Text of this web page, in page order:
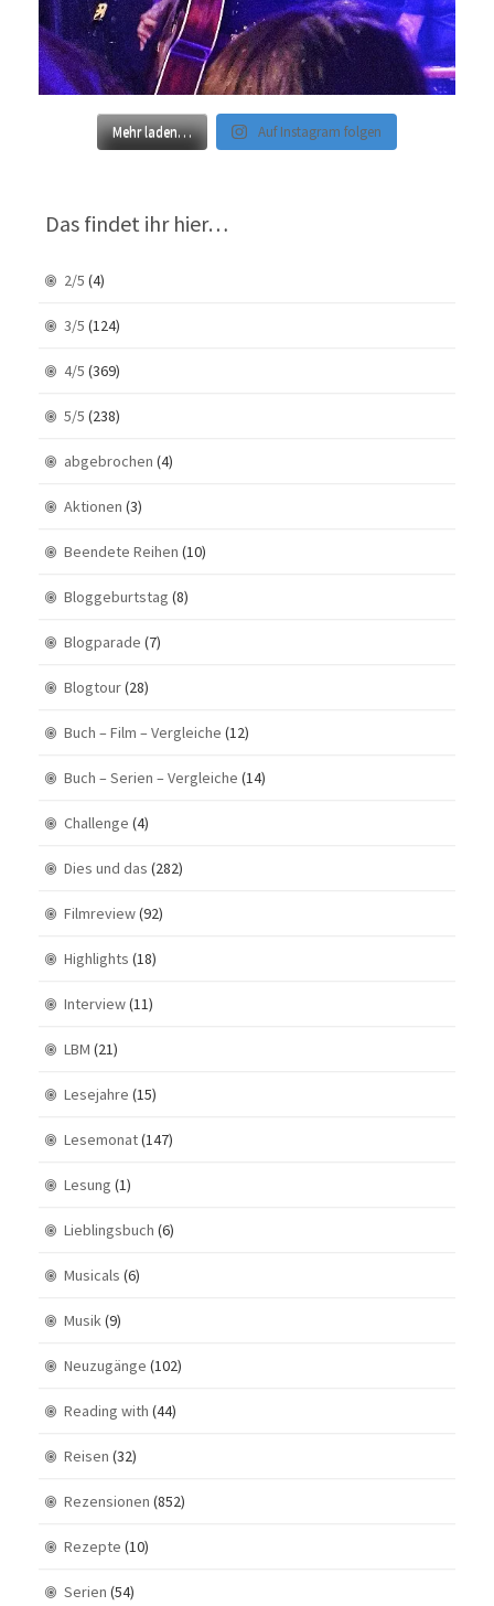
Mehr laden… Auf Instagram folgen
Das findet ihr hier…
2/5 (4)
3/5 (124)
4/5 (369)
5/5 (238)
abgebrochen (4)
Aktionen (3)
Beendete Reihen (10)
Bloggeburtstag (8)
Blogparade (7)
Blogtour(28)
Buch – Film – Vergleiche (12)
Buch – Serien – Vergleiche (14)
Challenge (4)
Dies und das (282)
Filmreview(92)
Highlights (18)
Interview(11)
LBM (21)
Lesejahre (15)
Lesemonat(147)
Lesung (1)
Lieblingsbuch (6)
Musicals (6)
Musik(9)
Neuzugänge (102)
Reading with (44)
Reisen (32)
Rezensionen (852)
Rezepte (10)
Serien (54)